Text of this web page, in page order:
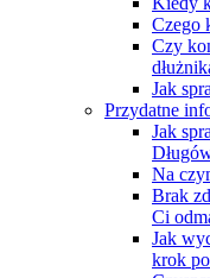
Czego
Czy
Jak
Przydatne
Jak
Na
Brak
Ci
Jak
krok